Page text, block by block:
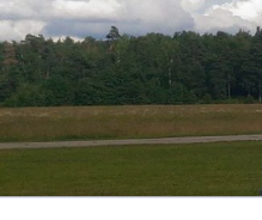
Zum
Inhalt
springen